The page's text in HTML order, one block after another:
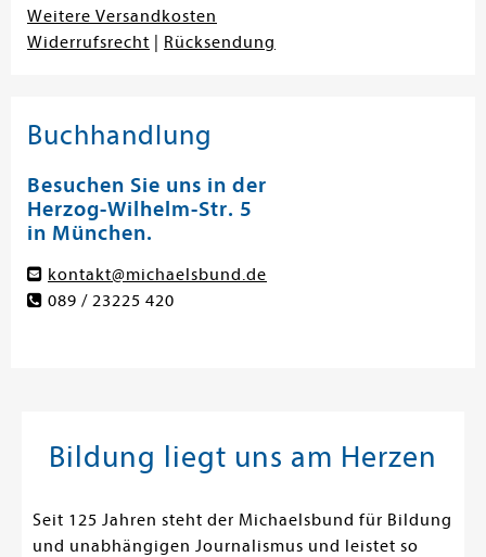
Weitere Versandkosten
Widerrufsrecht
Rücksendung
Buchhandlung
Besuchen Sie uns in der
Herzog-Wilhelm-Str. 5
in München.
kontakt@michaelsbund.de
089 / 23225 420
Bildung liegt uns am Herzen
Seit 125 Jahren steht der Michaelsbund für Bildung
und unabhängigen Journalismus und leistet so